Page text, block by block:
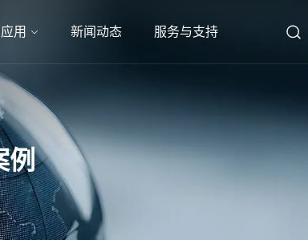
用 新闻动态 服务与支持
例